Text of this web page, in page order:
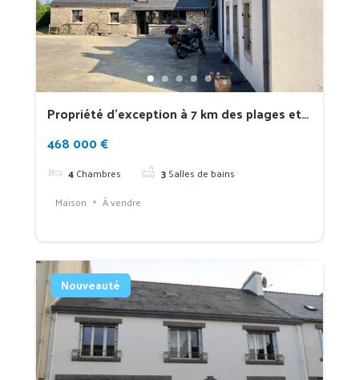
Propriété d’exception à 7 km des plages et
468 000 €
4Chambres 3Salles de bains
Maison
À vendre
Nouveauté